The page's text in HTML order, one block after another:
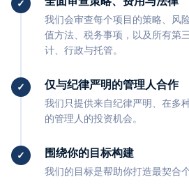
我们会审查每个项目的策略、风
值方法、税务事项，以及所有第
计、行政与托管。
仅与纪律严明的管理人合作
我们只提供来自纪律严明、在多
的管理人的投资机会。
围绕你的目标构建
我们的目标是帮助你打造最契合